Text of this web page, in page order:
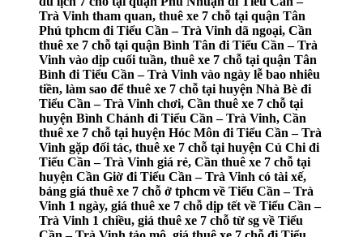
Trà Vinh tham quan, thuê xe 7 chỗ tại quận Tân
Phú tphcm đi Tiểu Cần – Trà Vinh dã ngoại, Cần
thuê xe 7 chỗ tại quận Bình Tân đi Tiểu Cần – Trà
Vinh vào dịp cuối tuần, thuê xe 7 chỗ tại quận Tân
Bình đi Tiểu Cần – Trà Vinh vào ngày lễ bao nhiêu
tiền, làm sao để thuê xe 7 chỗ tại huyện Nhà Bè đi
Tiểu Cần – Trà Vinh chơi, Cần thuê xe 7 chỗ tại
huyện Bình Chánh đi Tiểu Cần – Trà Vinh, Cần
thuê xe 7 chỗ tại huyện Hóc Môn đi Tiểu Cần – Trà
Vinh gặp đối tác, thuê xe 7 chỗ tại huyện Củ Chi đi
Tiểu Cần – Trà Vinh giá rẻ, Cần thuê xe 7 chỗ tại
huyện Cần Giờ đi Tiểu Cần – Trà Vinh có tài xế,
bảng giá thuê xe 7 chỗ ở tphcm về Tiểu Cần – Trà
Vinh 1 ngày, giá thuê xe 7 chỗ dịp tết về Tiểu Cần –
Trà Vinh 1 chiều, giá thuê xe 7 chỗ từ sg về Tiểu